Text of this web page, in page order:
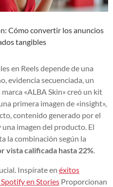
Cómo convertir los anuncios
tangibles
en Reels depende de una
evidencia secuenciada, un
«ALBA Skin» creó un kit
primera imagen de «insight»,
contenido generado por el
imagen del producto. El
la combinación según la
vista calificada hasta 22%.
Inspírate en éxitos
en Stories Proporcionan